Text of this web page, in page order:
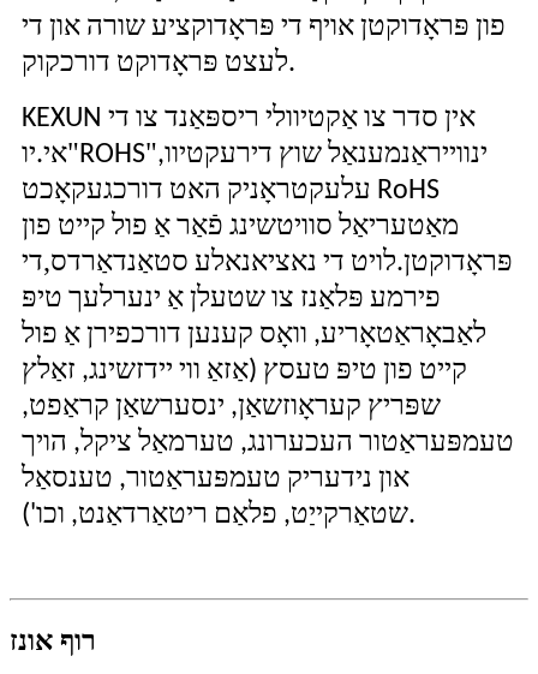
פון פּראָדוקטן אויף די פּראָדוקציע שורה און די
לעצט פּראָדוקט דורכקוק.
KEXUN אין סדר צו אַקטיוולי ריספּאַנד צו די
אי.יו"ROHS"ינווייראַנמענאַל שוץ דירעקטיוו,
עלעקטראָניק האט דורכגעקאָכט RoHS
מאַטעריאַל סוויטשינג פֿאַר אַ פול קייט פון
פּראָדוקטן.לויט די נאציאנאלע סטאַנדאַרדס,די
פירמע פּלאַנז צו שטעלן אַ ינערלעך טיפּ
לאַבאָראַטאָריע, וואָס קענען דורכפירן אַ פול
קייט פון טיפּ טעסץ (אַזאַ ווי יידזשינג, זאַלץ
שפּריץ קעראָוזשאַן, ינסערשאַן קראַפט,
טעמפּעראַטור העכערונג, טערמאַל ציקל, הויך
און נידעריק טעמפּעראַטור, טענסאַל
שטאַרקייַט, פלאַם ריטאַרדאַנט, וכו').
רוף אונז